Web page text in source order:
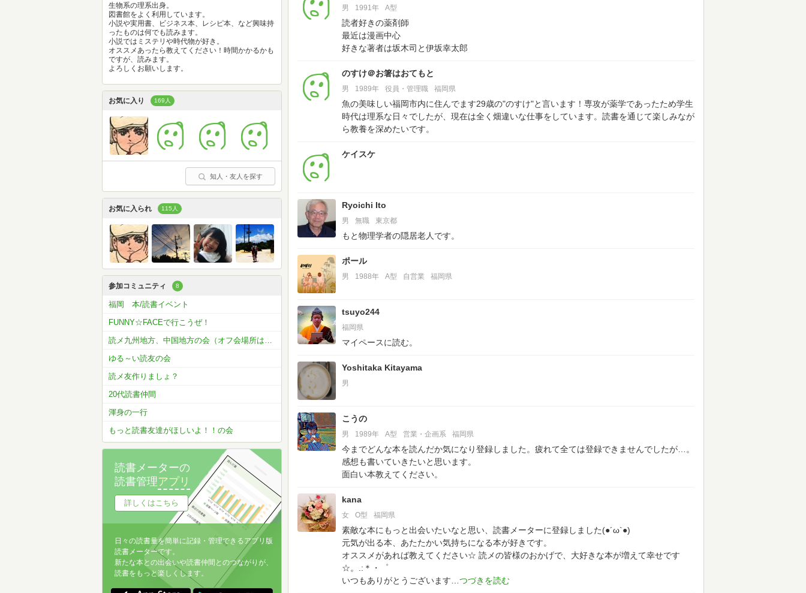
男 1991年 A型
読者好きの薬剤師
最近は漫画中心
好きな著者は坂木司と伊坂幸太郎
のすけ＠お箸はおてもと
男 1989年 役員・管理職 福岡県
魚の美味しい福岡市内に住んでます29歳の"のすけ"と言います！専攻が薬学であったため学生
時代は理系な日々でしたが、現在は全く畑違いな仕事をしています。読書を通じて楽しみなが
ら教養を深めたいです。
ケイスケ
Ryoichi Ito
男 無職 東京都
もと物理学者の隠居老人です。
ポール
男 1988年 A型 自営業 福岡県
tsuyo244
福岡県
マイペースに読む。
Yoshitaka Kitayama
男
こうの
男 1989年 A型 営業・企画系 福岡県
今までどんな本を読んだか気になり登録しました。疲れて全ては登録できませんでしたが…。
感想も書いていきたいと思います。
面白い本教えてください。
kana
女 O型 福岡県
素敵な本にもっと出会いたいなと思い、読書メーターに登録しました(●´ω`●)
元気が出る本、あたたかい気持ちになる本が好きです。
オススメがあれば教えてください☆ 読メの皆様のおかげで、大好きな本が増えて幸せです
☆。.:＊・゜
いつもありがとうございます
生物系の理系出身。
図書館をよく利用しています。
小説や実用書、ビジネス本、レシピ本、など興味持
ったものは何でも読みます。
小説ではミステリや時代物が好き。
オススメあったら教えてください！時間かかるかも
ですが、読みます。
よろしくお願いします。
お気に入り 169人
知人・友人を探す
お気に入られ 115人
参加コミュニティ 8
福岡 本/読書イベント
FUNNY☆FACEで行こうぜ！
読メ九州地方、中国地方の会（オフ会場所は福岡）
ゆる～い読友の会
読メ友作りましょ？
20代読書仲間
渾身の一行
もっと読書友達がほしいよ！！の会
読書メーターの
読書管理アプリ
詳しくはこちら
日々の読書量を簡単に記録・管理できるアプリ版
読書メーターです。
新たな本との出会いや読書仲間とのつながりが、
読書をもっと楽しくします。